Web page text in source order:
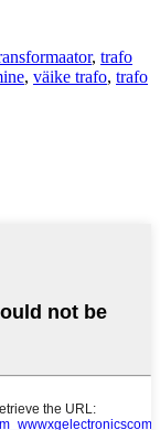
, trafo
, väike trafo, trafo